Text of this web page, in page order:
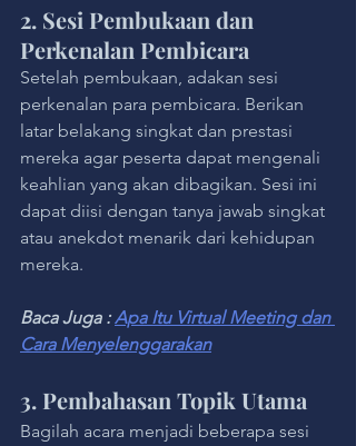
2. Sesi Pembukaan dan
Perkenalan Pembicara
Setelah pembukaan, adakan sesi
perkenalan para pembicara. Berikan
latar belakang singkat dan prestasi
mereka agar peserta dapat mengenali
keahlian yang akan dibagikan. Sesi ini
dapat diisi dengan tanya jawab singkat
atau anekdot menarik dari kehidupan
mereka.
Baca Juga : Apa Itu Virtual Meeting dan
Cara Menyelenggarakan
3. Pembahasan Topik Utama
Bagilah acara menjadi beberapa sesi